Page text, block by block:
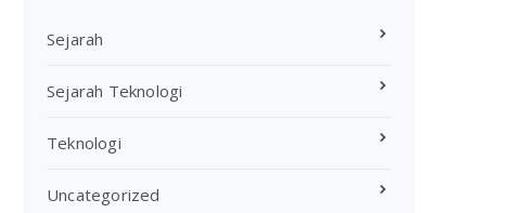
Sejarah
Sejarah Teknologi
Teknologi
Uncategorized